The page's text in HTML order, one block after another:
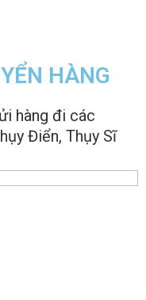
HÀNG
hàng đi các
Điển, Thụy Sĩ